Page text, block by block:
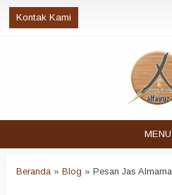
Kontak Kami
MENU
Beranda » Blog » Pesan Jas